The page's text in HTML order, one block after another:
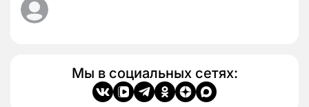
Мы в социальных сетях: